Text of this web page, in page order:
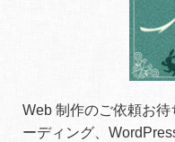
Web 制作のご依頼お
ーディング、